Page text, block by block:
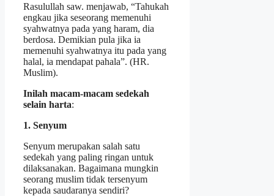
Rasulullah saw. menjawab, “Tahukah
engkau jika seseorang memenuhi
syahwatnya pada yang haram, dia
berdosa. Demikian pula jika ia
memenuhi syahwatnya itu pada yang
halal, ia mendapat pahala”. (HR.
Muslim).
Inilah macam-macam sedekah
selain harta:
1. Senyum
Senyum merupakan salah satu
sedekah yang paling ringan untuk
dilaksanakan. Bagaimana mungkin
seorang muslim tidak tersenyum
kepada saudaranya sendiri?